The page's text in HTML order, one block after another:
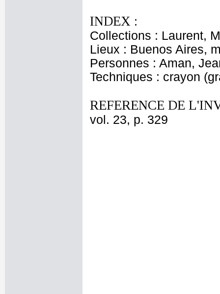
INDEX :
Collections : Laurent,
Lieux : Buenos Aires,
Personnes : Aman,
Techniques : crayon
REFERENCE DE
vol. 23, p. 329